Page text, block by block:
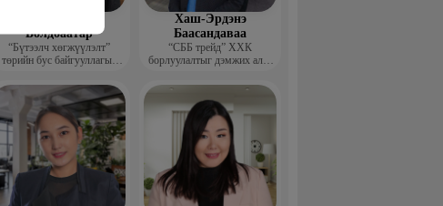
Болдбаатар
“Бүтээлч хөгжүүлэлт”
төрийн бус байгууллагын
Хаш-Эрдэнэ
Баасандаваа
“СББ трейд” ХХК
борлуулалтыг дэмжих алба